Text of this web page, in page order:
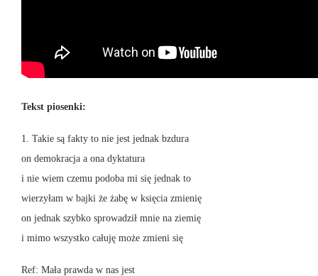
Tekst piosenki:
1. Takie są fakty to nie jest jednak bzdura
on demokracja a ona dyktatura
i nie wiem czemu podoba mi się jednak to
wierzyłam w bajki że żabę w księcia zmienię
on jednak szybko sprowadził mnie na ziemię
i mimo wszystko całuję może zmieni się
Ref: Mała prawda w nas jest